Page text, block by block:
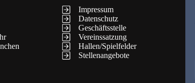
Impressum
Datenschutz
Geschäftsstelle
Vereinssatzung
Hallen/Spielfelder
Stellenangebote